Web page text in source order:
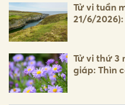
Tử vi tuần
21/6/
Tử vi thứ 3
giáp: Thìn